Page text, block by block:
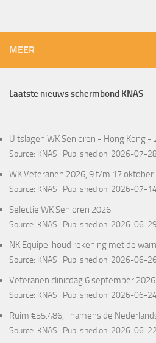
MEER
Laatste nieuws schermbond KNAS
Uitslagen WK Senioren - Hong Kong
Source: KNAS Published on: 2026-07-
WK Veteranen 2026, 9 t/m 17 oktober
Source: KNAS Published on: 2026-07-
Selectie WK Senioren 2026
Source: KNAS Published on: 2026-06-29
NK Equipe: houd rekening met de
Source: KNAS Published on: 2026-06-26
Veteranen clinicdag 6 september 2026
Source: KNAS Published on: 2026-06-
Ruim €55.486,- namens de
Source: KNAS Published on: 2026-06-22